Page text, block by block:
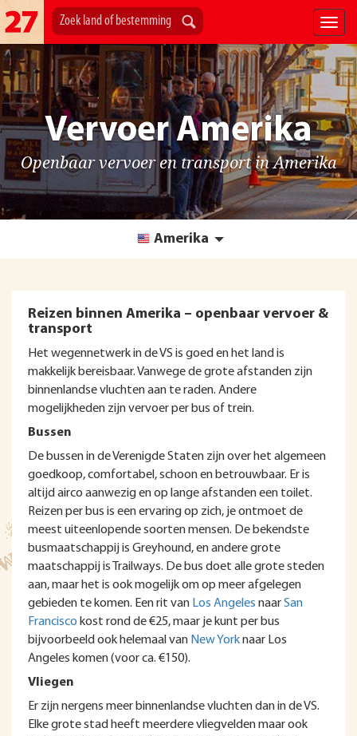
Vervoer Amerika
Openbaar vervoer en transport in Amerika
Amerika
Reizen binnen Amerika – openbaar vervoer &
transport
Het wegennetwerk in de VS is goed en het land is
makkelijk bereisbaar. Vanwege de grote afstanden zijn
binnenlandse vluchten aan te raden. Andere
mogelijkheden zijn vervoer per bus of trein.
Bussen
De bussen in de Verenigde Staten zijn over het algemeen
goedkoop, comfortabel, schoon en betrouwbaar. Er is
altijd airco aanwezig en op lange afstanden een toilet.
Reizen per bus is een ervaring op zich, je ontmoet de
meest uiteenlopende soorten mensen. De bekendste
busmaatschappij is Greyhound, en andere grote
maatschappij is Trailways. De bus doet alle grote steden
aan, maar het is ook mogelijk om op meer afgelegen
gebieden te komen. Een rit van Los Angeles naarSan
Francisco kost rond de €25, maar je kunt per bus
bijvoorbeeld ook helemaal van New Yorknaar Los
Angeles komen (voor ca. €150).
Vliegen
Er zijn nergens meer binnenlandse vluchten dan in de VS.
Elke grote stad heeft meerdere vliegvelden maar ook